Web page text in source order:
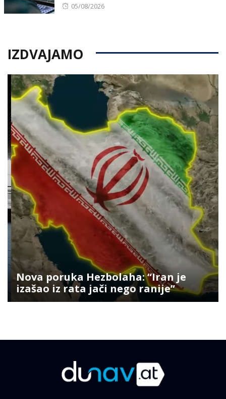
Posted
05/08/2026
IZDVAJAMO
Nova poruka Hezbolaha: “Iran je
izašao iz rata jači nego ranije”